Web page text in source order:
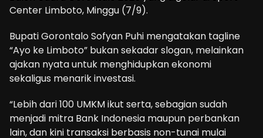
Center Limboto, Minggu (7/9).
Bupati Gorontalo Sofyan Puhi mengatakan tagline
“Ayo ke Limboto” bukan sekadar slogan, melainkan
ajakan nyata untuk menghidupkan ekonomi
sekaligus menarik investasi.
“Lebih dari 100 UMKM ikut serta, sebagian sudah
menjadi mitra Bank Indonesia maupun perbankan
lain, dan kini transaksi berbasis non-tunai mulai